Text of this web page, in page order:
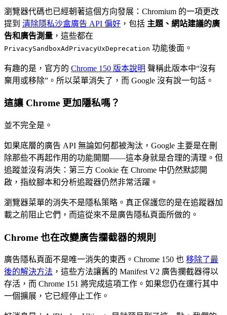
瀏覽器代碼也已經朝著這個方向發展：Chromium 的一項更改
提到 清除隱私沙盒廣告 API 偏好 ，包括 主題、網站建議的廣
告和廣告測量 ，這些都在
PrivacySandboxAdPrivacyUxDeprecation 功能後面。
有趣的是，官方的 Chrome 150 版本說明 聲稱此版本中“沒有
棄用或移除”。所以菜單消失了，而 Google 沒有說一句話。
這讓 Chrome 更加隱私嗎？
並不完全是。
如果底層的廣告 API 無論如何都被淘汰，Google 主要是在刪
除那些不再起作用的功能開關——這本身就是合理的清理。但
追蹤並沒有消失：第三方 Cookie 在 Chrome 中仍然默認開
啟，指紋腳本和分析追蹤器仍然非常活躍。
瀏覽器菜單的消失不是隱私策略。真正保護您的是在追蹤器加
載之前阻止它們，而這從來不是廣告隱私頁面所做的。
Chrome 也在改變廣告攔截器的規則
廣告隱私頁面不是唯一消失的東西。Chrome 150 也 移除了最
後的解決方法 ，這些方法讓舊的 Manifest V2 廣告攔截器得以
存活，而 Chrome 151 將完成這項工作。如果您仍在運行其中
一個擴展，它已經停止工作。